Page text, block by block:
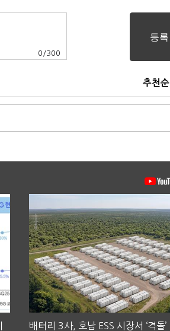
0 /300
추천순
배터리 3사, 호남 ESS 시장서 ‘격돌’